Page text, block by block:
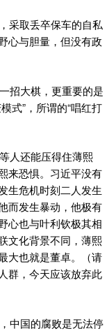
采取丢卒保车的自私
心与胆量，但没有政
招大棋，更重要的是
式”，所谓的“唱红打
人还能压得住薄熙
来恐惧。习近平没有
生危机时刻二人发生
而发生暴动，他极有
心也与叶利钦极其相
文化背景不同，薄熙
大也就是董卓。（请
群，今天应该放弃此
中国的腐败是无法停